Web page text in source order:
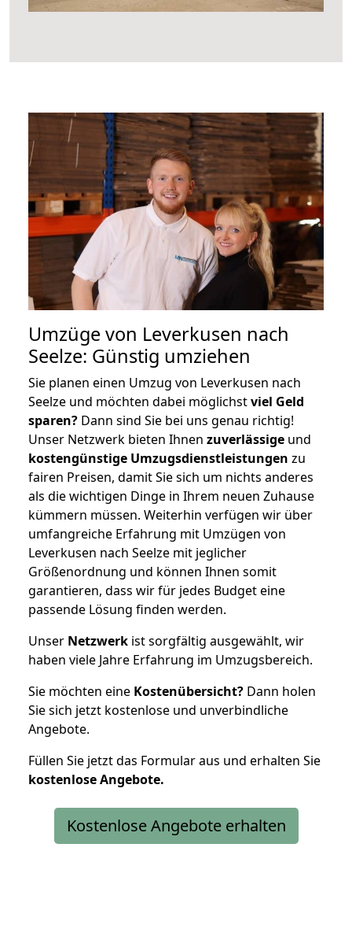
Umzüge von Leverkusen nach
Seelze: Günstig umziehen
Sie planen einen Umzug von Leverkusen nach
Seelze und möchten dabei möglichstviel Geld
sparen? Dann sind Sie bei uns genau richtig!
Unser Netzwerk bieten Ihnen zuverlässige und
kostengünstige Umzugsdienstleistungen zu
fairen Preisen, damit Sie sich um nichts anderes
als die wichtigen Dinge in Ihrem neuen Zuhause
kümmern müssen. Weiterhin verfügen wir über
umfangreiche Erfahrung mit Umzügen von
Leverkusen nach Seelze mit jeglicher
Größenordnung und können Ihnen somit
garantieren, dass wir für jedes Budget eine
passende Lösung finden werden.
Unser Netzwerk ist sorgfältig ausgewählt, wir
haben viele Jahre Erfahrung im Umzugsbereich.
Sie möchten eine Kostenübersicht? Dann holen
Sie sich jetzt kostenlose und unverbindliche
Angebote.
Füllen Sie jetzt das Formular aus und erhalten Sie
kostenloseAngebote.
Kostenlose Angebote erhalten